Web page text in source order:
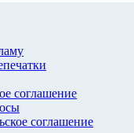
соглашение
соглашение